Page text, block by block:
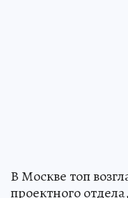
В Москве топ
проектного